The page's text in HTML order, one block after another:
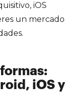
iOS
un mercado
iOS y